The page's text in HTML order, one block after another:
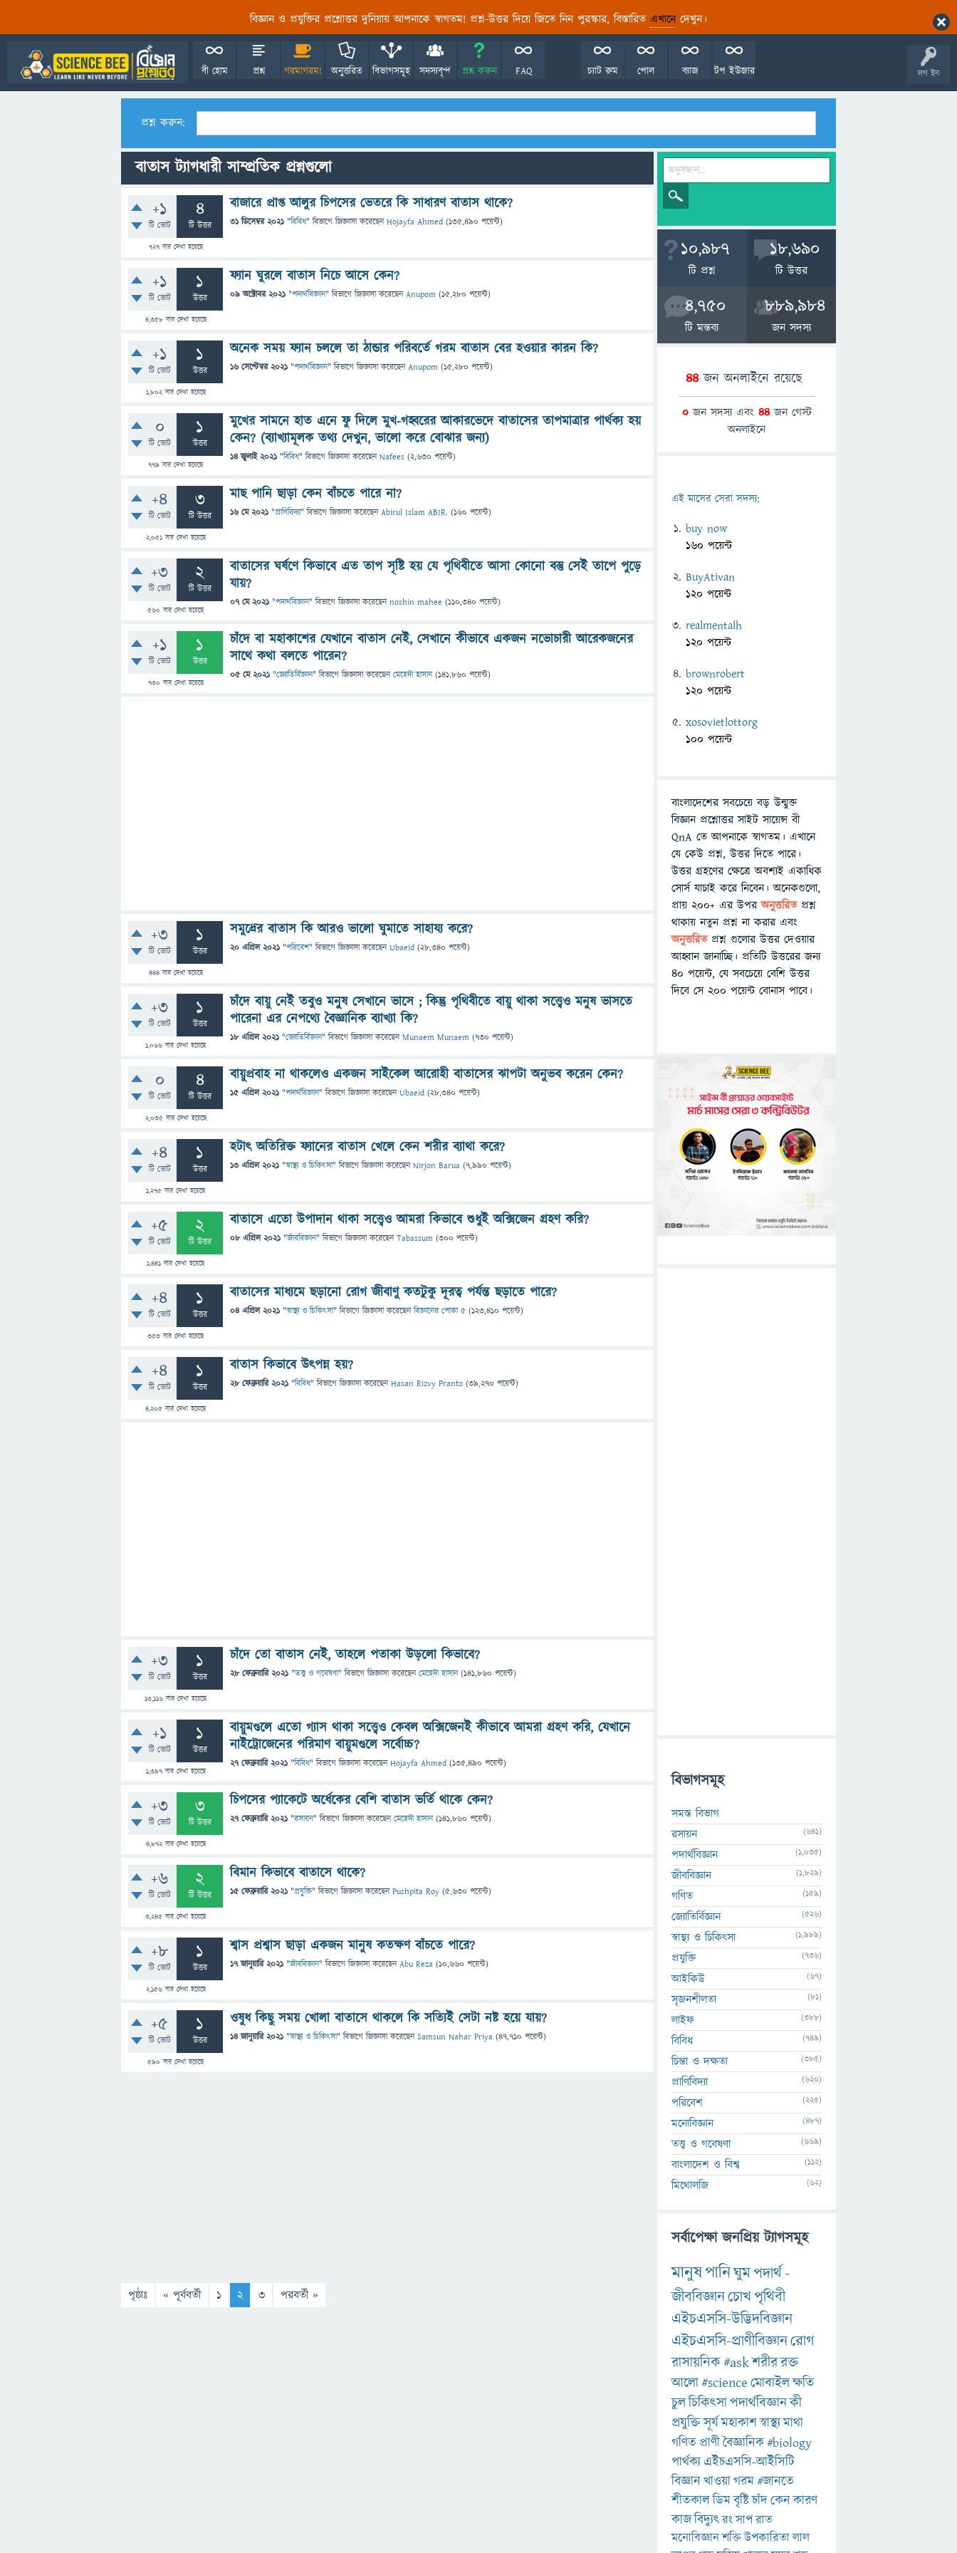
বিজ্ঞান ও প্রযুক্তির প্রশ্নোত্তর দুনিয়ায় আপনাকে স্বাগতম! প্রশ্ন-উত্তর দিয়ে জিতে নিন পুরস্কার, বিস্তারিত এখানেদেখুন।
লগ ইন
বী হোম প্রশ্ন গরমাগরম! অনুত্তরিত বিভাগসমূহ সদস্যবৃন্দ প্রশ্ন করুন FAQ টপ ইউজার
ব্যাজ
পোল
চ্যাট রুম
প্রশ্ন করুন:
বাতাস ট্যাগধারী সাম্প্রতিক প্রশ্নগুলো
+1
টি ভোট
4
টি উত্তর
727বার দেখা হয়েছে
বাজারে প্রাপ্ত আলুর চিপসের ভেতরে কি সাধারণ বাতাস থাকে?
31 ডিসেম্বর 2021 "বিবিধ" বিভাগে জিজ্ঞাসাকরেছেনHojayfa Ahmed (135,490 পয়েন্ট)
+1
টি ভোট
1
উত্তর
4,358বার দেখা হয়েছে
ফ্যান ঘুরলে বাতাস নিচে আসে কেন?
09 অক্টোবর 2021 "পদার্থবিজ্ঞান" বিভাগে জিজ্ঞাসাকরেছেনAnupom (15,280 পয়েন্ট)
+1
টি ভোট
1
উত্তর
1,802বার দেখা হয়েছে
অনেক সময় ফ্যান চললে তা ঠান্ডার পরিবর্তে গরম বাতাস বের হওয়ার কারন কি?
16 সেপ্টেম্বর 2021 "পদার্থবিজ্ঞান" বিভাগে জিজ্ঞাসাকরেছেনAnupom (15,280 পয়েন্ট)
0
টি ভোট
1
উত্তর
779 বার দেখা হয়েছে
মুখের সামনে হাত এনে ফু দিলে মুখ-গহ্বরের আকারভেদে বাতাসের তাপমাত্রার পার্থক্য হয়
কেন? (ব্যাখ্যামূলক তথ্য দেখুন, ভালো করে বোঝার জন্য)
14 জুলাই 2021 "বিবিধ" বিভাগে জিজ্ঞাসাকরেছেনNafees (2,630 পয়েন্ট)
+4
টি ভোট
3
টি উত্তর
2,051বার দেখা হয়েছে
মাছ পানি ছাড়া কেন বাঁচতে পারে না?
16 মে 2021 "প্রাণিবিদ্যা" বিভাগে জিজ্ঞাসাকরেছেনAbirul Islam ABIR. (160 পয়েন্ট)
+3
টি ভোট
2
টি উত্তর
560 বার দেখা হয়েছে
বাতাসের ঘর্ষণে কিভাবে এত তাপ সৃষ্টি হয় যে পৃথিবীতে আসা কোনো বস্তু সেই তাপে পুড়ে
যায়?
07 মে 2021 "পদার্থবিজ্ঞান" বিভাগে জিজ্ঞাসাকরেছেনnoshin mahee (110,340 পয়েন্ট)
+1
টি ভোট
1
উত্তর
730 বার দেখা হয়েছে
চাঁদে বা মহাকাশের যেখানে বাতাস নেই, সেখানে কীভাবে একজন নভোচারী আরেকজনের
সাথে কথা বলতে পারেন?
05 মে 2021 "জ্যোতির্বিজ্ঞান" বিভাগে জিজ্ঞাসাকরেছেনমেহেদী হাসান (141,860 পয়েন্ট)
+3
টি ভোট
1
উত্তর
444বার দেখা হয়েছে
সমুদ্রের বাতাস কি আরও ভালো ঘুমাতে সাহায্য করে?
20 এপ্রিল 2021 "পরিবেশ" বিভাগে জিজ্ঞাসাকরেছেনUbaeid (28,340 পয়েন্ট)
+3
টি ভোট
1
উত্তর
1,066 বার দেখা হয়েছে
চাঁদে বায়ু নেই তবুও মনু্ষ সেখানে ভাসে ; কিন্তু পৃথিবীতে বায়ু থাকা সত্ত্বেও মনুষ ভাসতে
পারেনা এর নেপথ্যে বৈজ্ঞানিক ব্যাখ্যা কি?
18 এপ্রিল 2021 "জ্যোতির্বিজ্ঞান" বিভাগে জিজ্ঞাসাকরেছেনMunaem Munaem (730 পয়েন্ট)
0
টি ভোট
4
টি উত্তর
2,035বার দেখা হয়েছে
বায়ুপ্রবাহ না থাকলেও একজন সাইকেল আরোহী বাতাসের ঝাপটা অনুভব করেন কেন?
15 এপ্রিল 2021 "পদার্থবিজ্ঞান" বিভাগে জিজ্ঞাসাকরেছেনUbaeid (28,340 পয়েন্ট)
+4
টি ভোট
1
উত্তর
1,275 বার দেখা হয়েছে
হটাৎ অতিরিক্ত ফ্যানের বাতাস খেলে কেন শরীর ব্যাথা করে?
13 এপ্রিল 2021 "স্বাস্থ্য ও চিকিৎসা" বিভাগে জিজ্ঞাসাকরেছেনNirjon Barua (7,990 পয়েন্ট)
+5
টি ভোট
2
টি উত্তর
1,441 বার দেখা হয়েছে
বাতাসে এতো উপাদান থাকা সত্ত্বেও আমরা কিভাবে শুধুই অক্সিজেন গ্রহণ করি?
08 এপ্রিল 2021 "জীববিজ্ঞান" বিভাগে জিজ্ঞাসাকরেছেনTabassum (300 পয়েন্ট)
+4
টি ভোট
1
উত্তর
353 বার দেখা হয়েছে
বাতাসের মাধ্যমে ছড়ানো রোগ জীবাণু কতটুকু দূরত্ব পর্যন্ত ছড়াতে পারে?
04 এপ্রিল 2021 "স্বাস্থ্য ও চিকিৎসা" বিভাগে জিজ্ঞাসাকরেছেনবিজ্ঞানের পোকা ৫ (123,410 পয়েন্ট)
+4
টি ভোট
1
উত্তর
4,205 বার দেখা হয়েছে
বাতাস কিভাবে উৎপন্ন হয়?
28 ফেব্রুয়ারি 2021 "বিবিধ" বিভাগে জিজ্ঞাসাকরেছেনHasan Rizvy Pranto (39,270 পয়েন্ট)
+3
টি ভোট
1
উত্তর
13,116 বার দেখা হয়েছে
চাঁদে তো বাতাস নেই, তাহলে পতাকা উড়লো কিভাবে?
28 ফেব্রুয়ারি 2021 "তত্ত্ব ও গবেষণা" বিভাগে জিজ্ঞাসাকরেছেনমেহেদী হাসান (141,860 পয়েন্ট)
+1
টি ভোট
1
উত্তর
1,397বার দেখা হয়েছে
বায়ুমণ্ডলে এতো গ্যাস থাকা সত্ত্বেও কেবল অক্সিজেনই কীভাবে আমরা গ্রহণ করি, যেখানে
নাইট্রোজেনের পরিমাণ বায়ুমণ্ডলে সর্বোচ্চ?
27 ফেব্রুয়ারি 2021 "বিবিধ" বিভাগে জিজ্ঞাসাকরেছেনHojayfa Ahmed (135,490 পয়েন্ট)
+3
টি ভোট
3
টি উত্তর
4,872বার দেখা হয়েছে
চিপসের প্যাকেটে অর্ধেকের বেশি বাতাস ভর্তি থাকে কেন?
27 ফেব্রুয়ারি 2021 "রসায়ন" বিভাগে জিজ্ঞাসাকরেছেনমেহেদী হাসান (141,860 পয়েন্ট)
+6
টি ভোট
2
টি উত্তর
3,245 বার দেখা হয়েছে
বিমান কিভাবে বাতাসে থাকে?
15 ফেব্রুয়ারি 2021 "প্রযুক্তি" বিভাগে জিজ্ঞাসাকরেছেনPushpita Roy (5,630 পয়েন্ট)
+8
টি ভোট
1
উত্তর
2,156বার দেখা হয়েছে
শ্বাস প্রশ্বাস ছাড়া একজন মানুষ কতক্ষণ বাঁচতে পারে?
17 জানুয়ারি 2021 "জীববিজ্ঞান" বিভাগে জিজ্ঞাসাকরেছেনAbu Reza (10,660 পয়েন্ট)
+5
টি ভোট
1
উত্তর
590 বার দেখা হয়েছে
ওষুধ কিছু সময় খোলা বাতাসে থাকলে কি সত্যিই সেটা নষ্ট হয়ে যায়?
14 জানুয়ারি 2021 "স্বাস্থ্য ও চিকিৎসা" বিভাগে জিজ্ঞাসাকরেছেনSamsun Nahar Priya (47,710 পয়েন্ট)
পৃষ্ঠাঃ « পূর্ববর্তী 1 2 3 পরবর্তী »
10,987
টি প্রশ্ন
18,690
টি উত্তর
4,750
টি মন্তব্য
889,984
জন সদস্য
44জন অনলাইনে রয়েছে
0জন সদস্য এবং 44জন গেস্ট
অনলাইনে
এই মাসের সেরা সদস্য:
buy now
160 পয়েন্ট
BuyAtivan
120 পয়েন্ট
realmentalh
120 পয়েন্ট
brownrobert
120 পয়েন্ট
xosovietlottorg
100 পয়েন্ট
বাংলাদেশের সবচেয়ে বড় উন্মুক্ত
বিজ্ঞান প্রশ্নোত্তর সাইট সায়েন্স বী
QnA তে আপনাকে স্বাগতম। এখানে
যে কেউ প্রশ্ন, উত্তর দিতে পারে।
উত্তর গ্রহণের ক্ষেত্রে অবশ্যই একাধিক
সোর্স যাচাই করে নিবেন। অনেকগুলো,
প্রায় ২০০+ এর উপরঅনুত্তরিতপ্রশ্ন
থাকায় নতুন প্রশ্ন না করার এবং
অনুত্তরিত প্রশ্ন গুলোর উত্তর দেওয়ার
আহ্বান জানাচ্ছি। প্রতিটি উত্তরের জন্য
৪০ পয়েন্ট, যে সবচেয়ে বেশি উত্তর
দিবে সে ২০০ পয়েন্ট বোনাস পাবে।
বিভাগসমূহ
সমস্ত বিভাগ
রসায়ন
(641)
পদার্থবিজ্ঞান (1,035)
জীববিজ্ঞান (1,829)
গণিত (159)
জ্যোতির্বিজ্ঞান (526)
স্বাস্থ্য ও চিকিৎসা (1,989)
প্রযুক্তি (736)
আইকিউ (67)
সৃজনশীলতা (81)
লাইফ (388)
বিবিধ (749)
চিন্তা ও দক্ষতা (385)
প্রাণিবিদ্যা (620)
পরিবেশ (225)
মনোবিজ্ঞান (487)
তত্ত্ব ও গবেষণা (669)
বাংলাদেশ ও বিশ্ব (112)
মিথোলজি (62)
সর্বাপেক্ষা জনপ্রিয় ট্যাগসমূহ
মানুষপানিঘুমপদার্থ-
জীববিজ্ঞানচোখপৃথিবী
এইচএসসি-উদ্ভিদবিজ্ঞান
এইচএসসি-প্রাণীবিজ্ঞানরোগ
রাসায়নিক#askশরীররক্ত
আলো#scienceমোবাইলক্ষতি
চুলচিকিৎসাপদার্থবিজ্ঞানকী
প্রযুক্তিসূর্যমহাকাশস্বাস্থ্যমাথা
গণিত প্রাণীবৈজ্ঞানিক#biology
পার্থক্য এইচএসসি-আইসিটি
বিজ্ঞানখাওয়াগরম#জানতে
শীতকালডিমবৃষ্টিচাঁদকেনকারণ
কাজবিদ্যুৎরংসাপরাত
মনোবিজ্ঞানশক্তিউপকারিতালাল